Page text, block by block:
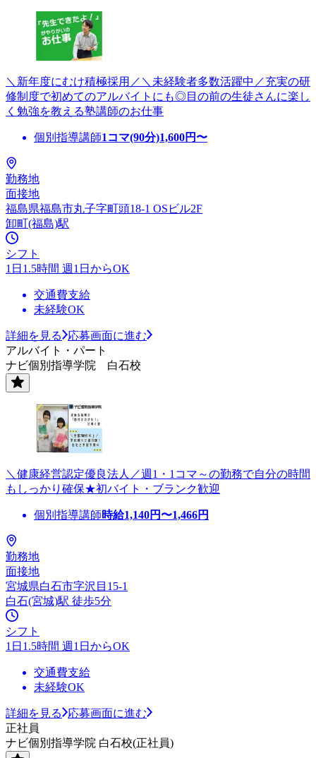
＼新年度にむけ積極採用／＼未経験者多数活躍中／充実の研
修制度で初めてのアルバイトにも◎目の前の生徒さんに楽し
く勉強を教える塾講師のお仕事
個別指導講師1コマ(90分)1,600円〜
勤務地
面接地
福島県福島市丸子字町頭18-1 OSビル2F
卸町(福島)駅
シフト
1日1.5時間 週1日からOK
交通費支給
未経験OK
詳細を見る
応募画面に進む
アルバイト・パート
ナビ個別指導学院 白石校
＼健康経営認定優良法人／週1・1コマ～の勤務で自分の時間
もしっかり確保★初バイト・ブランク歓迎
個別指導講師時給1,140円〜1,466円
勤務地
面接地
宮城県白石市字沢目15-1
白石(宮城)駅 徒歩5分
シフト
1日1.5時間 週1日からOK
交通費支給
未経験OK
詳細を見る
応募画面に進む
正社員
ナビ個別指導学院 白石校(正社員)